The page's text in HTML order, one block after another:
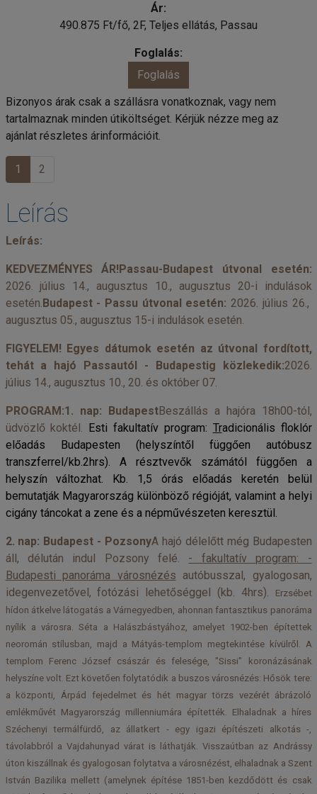
490.875 Ft/fő, 2F, Teljes ellátás, Passau
Foglalás
Bizonyos árak csak a szállásra vonatkoznak, vagy nem
tartalmaznak minden útiköltséget. Kérjük nézze meg az
ajánlat részletes árinformációit.
1 2
Leírás
Leírás:
KEDVEZMÉNYES ÁR!Passau-Budapest útvonal esetén:
2026. július 14., augusztus 10., augusztus 20-i indulások
esetén.Budapest - Passu útvonal esetén:2026. július 26.,
augusztus 05., augusztus 15-i indulások esetén.
FIGYELEM! Egyes dátumok esetén az útvonal fordított,
tehát a hajó Passautól - Budapestig közlekedik:2026.
július 14., augusztus 10., 20. és október 07.
PROGRAM:1. nap: BudapestBeszállás a hajóra 18h00-tól,
üdvözlő koktél. Esti fakultatív program: Tradicionális floklór
előadás Budapesten (helyszíntől függően autóbusz
transzferrel/kb.2hrs). A résztvevők számától függően a
helyszín változhat. Kb. 1,5 órás előadás keretén belül
bemutatják Magyarország különböző régióját, valamint a helyi
cigány táncokat a zene és a népművészeten keresztül.
2. nap: Budapest - PozsonyA hajó délelőtt még Budapesten
áll, délután indul Pozsony felé. - fakultatív program: -
Budapesti panoráma városnézés autóbusszal, gyalogosan,
idegenvezetővel, fotózási lehetőséggel (kb. 4hrs).
Erzsébet
hídon átkelve látogatás a Várnegyedben, ahonnan fantasztikus panoráma
nyílik a városra. Séta a Halászbástyához, amelyet 1902-ben építettek
neoromán stílusban, majd a Mátyás-templom megtekintése kívülről. A
templom Ferenc József császár és felesége, "Sissi" koronázásának
helyszíne volt. Ezt követően folytatódik a buszos városnézés: Hősök tere:
a központi, Árpád fejedelmet és hét magyar törzs vezérét ábrázoló
emlékművét Magyarország millenniumára építették. Elhaladnak a híres
Széchenyi termálfürdő, az állatkert - egy igazi építészeti alkotás -,
távolabbról a Vajdahunyad várat is láthatják. Visszaútban az Andrássy
úton kiszállnak és gyalogosan folytatva a városnézést, elhaladnak a Szent
István Bazilika mellett (amelynek építése 1851-ben kezdődött és csak